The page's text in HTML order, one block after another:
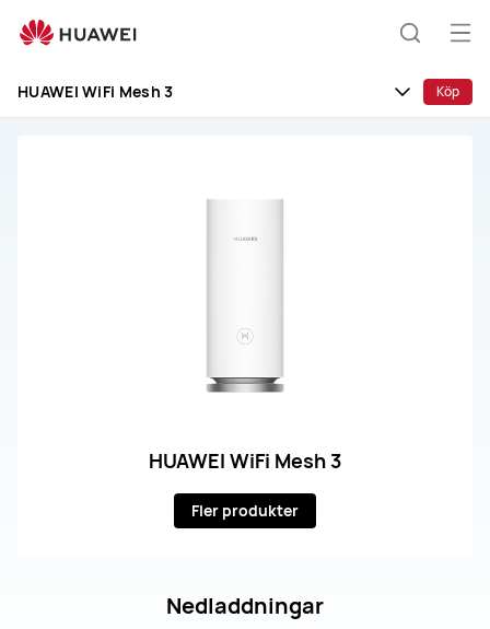
WiFi
HUAWEI WiFi Mesh 3 Köp
HUAWEI WiFi Mesh 3
Fler produkter
Nedladdningar